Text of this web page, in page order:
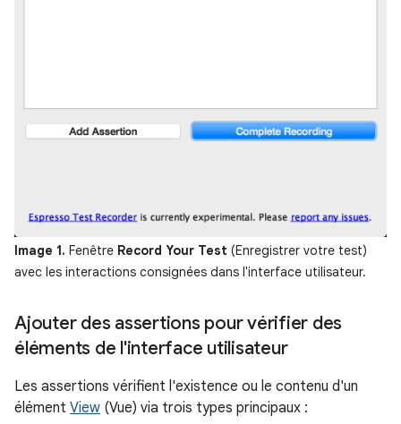
Image 1. Fenêtre Record Your Test (Enregistrer votre test)
avec les interactions consignées dans l'interface utilisateur.
Ajouter des assertions pour vérifier des
éléments de l'interface utilisateur
Les assertions vérifient l'existence ou le contenu d'un
élément View (Vue) via trois types principaux :